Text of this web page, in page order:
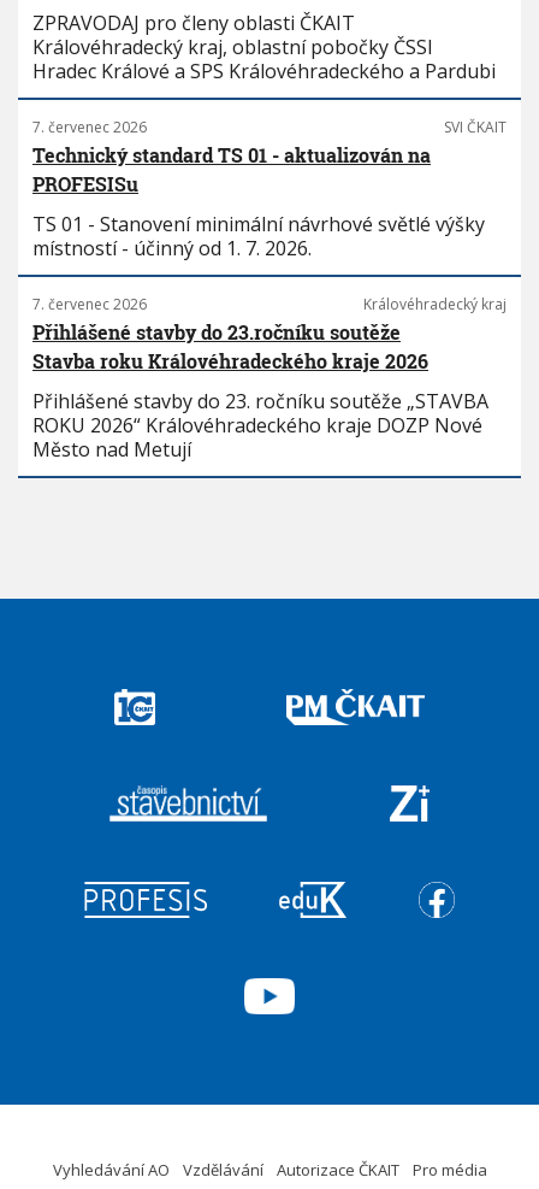
ZPRAVODAJ pro členy oblasti ČKAIT
Královéhradecký kraj, oblastní pobočky ČSSI
Hradec Králové a SPS Královéhradeckého a Pardubi
7. červenec 2026 SVI ČKAIT
Technický standard TS 01 - aktualizován na
PROFESISu
TS 01 - Stanovení minimální návrhové světlé výšky
místností - účinný od 1. 7. 2026.
7. červenec 2026 Královéhradecký kraj
Přihlášené stavby do 23.ročníku soutěže
Stavba roku Královéhradeckého kraje 2026
Přihlášené stavby do 23. ročníku soutěže „STAVBA
ROKU 2026“ Královéhradeckého kraje DOZP Nové
Město nad Metují
Vyhledávání AO Vzdělávání Autorizace ČKAIT Pro média